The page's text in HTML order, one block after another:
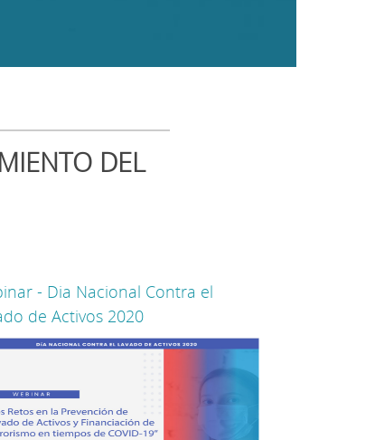
DEL
- Dia Nacional Contra el
de Activos 2020